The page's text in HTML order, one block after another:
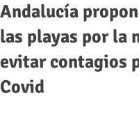
Andalucía
las playas por la
evitar contagios
Covid